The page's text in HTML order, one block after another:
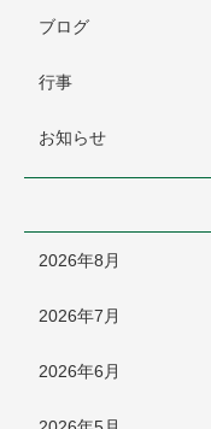
ブログ
行事
お知らせ
2026年8月
2026年7月
2026年6月